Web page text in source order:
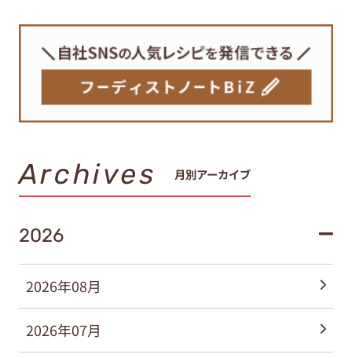
Archives 月別アーカイブ
2026
2026年08月
2026年07月